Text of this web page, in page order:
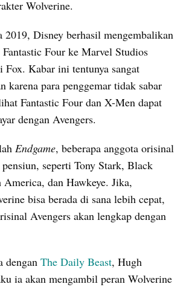
Wolverine.
2019, Disney berhasil mengembalikan
Four ke Marvel Studios
Fox. Kabar ini tentunya sangat
karena para penggemar tidak sabar
Fantastic Four dan X-Men dapat
dengan Avengers.
Endgame, beberapa anggota orisinal
pensiun, seperti Tony Stark, Black
dan Hawkeye. Jika,
bisa berada di sana lebih cepat,
Avengers akan lengkap dengan
dengan The Daily Beast, Hugh
ia akan mengambil peran Wolverine